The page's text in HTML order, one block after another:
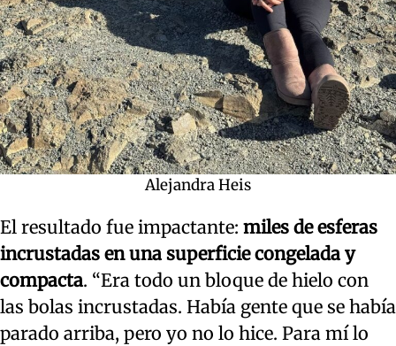
Alejandra Heis
El resultado fue impactante: miles de esferas
incrustadas en una superficie congelada y
compacta. “Era todo un bloque de hielo con
las bolas incrustadas. Había gente que se había
parado arriba, pero yo no lo hice. Para mí lo